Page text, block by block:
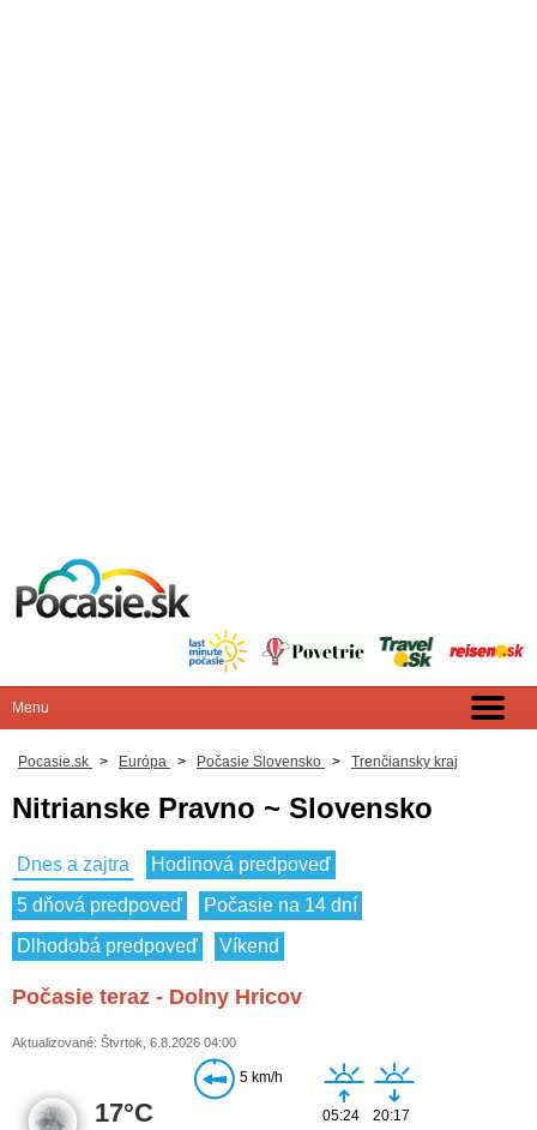
Pocasie.sk > Európa > Počasie Slovensko > Trenčiansky kraj
Nitrianske Pravno ~ Slovensko
Dnes a zajtra
Hodinová predpoveď
5 dňová predpoveď
Počasie na 14 dní
Dlhodobá predpoveď
Víkend
Počasie teraz - Dolny Hricov
Aktualizované: Štvrtok, 6.8.2026 04:00
17°C
5 km/h
05:24 20:17